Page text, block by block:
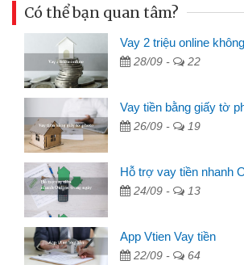
Có thể bạn quan tâm?
Vay 2 triệu online
28/09 - 22
Vay tiền bằng giấy tờ
26/09 - 19
Hỗ trợ vay tiền nhanh
24/09 - 13
App Vtien Vay tiền
22/09 - 64